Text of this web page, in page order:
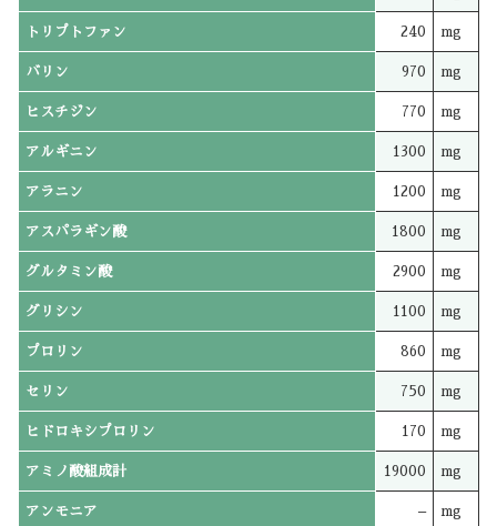
トリプトファン 240 mg
バリン 970 mg
ヒスチジン 770 mg
アルギニン 1300 mg
アラニン 1200 mg
アスパラギン酸 1800 mg
グルタミン酸 2900 mg
グリシン 1100 mg
プロリン 860 mg
セリン 750 mg
ヒドロキシプロリン 170 mg
アミノ酸組成計 19000 mg
アンモニア – mg